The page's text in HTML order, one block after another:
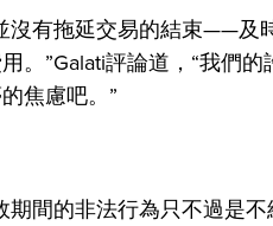
沒有拖延交易的結束——及
。”Galati評論道，“我們
焦慮吧。”
期間的非法行為只不過是